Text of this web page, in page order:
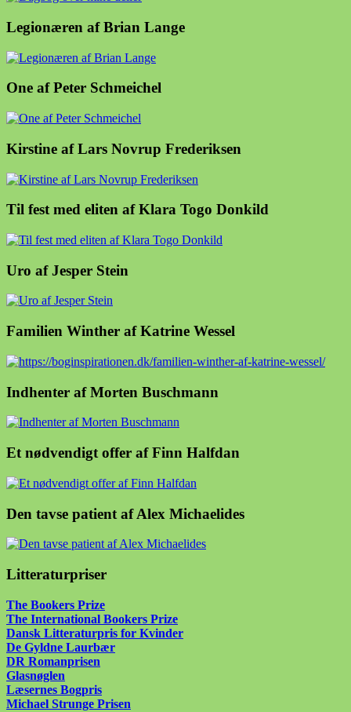
Legionæren af Brian Lange
One af Peter Schmeichel
Kirstine af Lars Novrup Frederiksen
Til fest med eliten af Klara Togo Donkild
Uro af Jesper Stein
Familien Winther af Katrine Wessel
Indhenter af Morten Buschmann
Et nødvendigt offer af Finn Halfdan
Den tavse patient af Alex Michaelides
Litteraturpriser
The Bookers Prize
The International Bookers Prize
Dansk Litteraturpris for Kvinder
De Gyldne Laurbær
DR Romanprisen
Glasnøglen
Læsernes Bogpris
Michael Strunge Prisen